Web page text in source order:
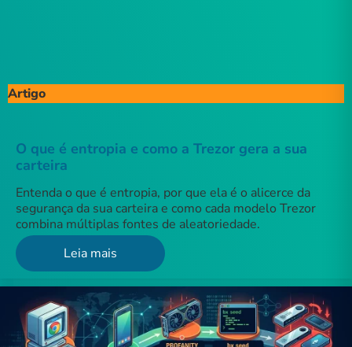
Artigo
O que é entropia e como a Trezor gera a sua
carteira
Entenda o que é entropia, por que ela é o alicerce da
segurança da sua carteira e como cada modelo Trezor
combina múltiplas fontes de aleatoriedade.
Leia mais